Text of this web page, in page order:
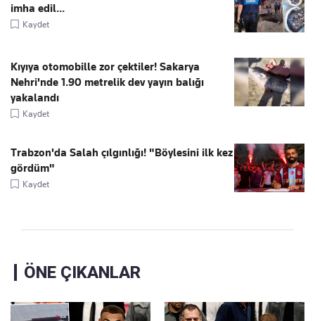
imha edil...
Kaydet
Kıyıya otomobille zor çektiler! Sakarya
Nehri'nde 1.90 metrelik dev yayın balığı
yakalandı
Kaydet
Trabzon'da Salah çılgınlığı! "Böylesini ilk kez
gördüm"
Kaydet
ÖNE ÇIKANLAR